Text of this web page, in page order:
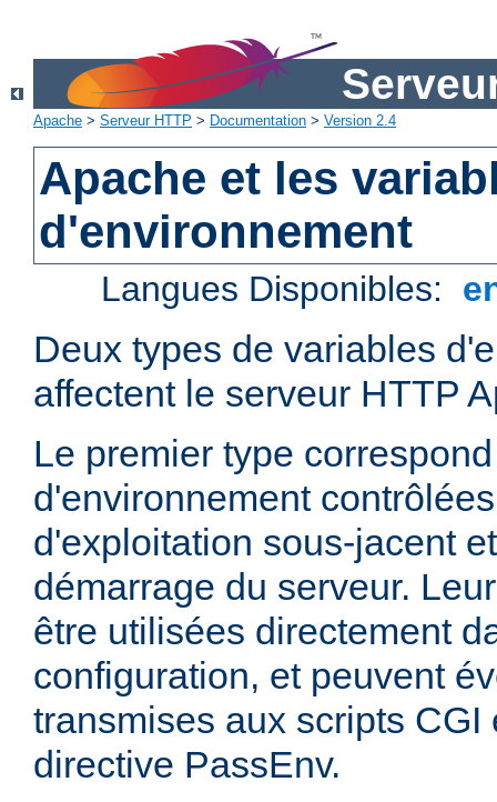
Apache > Serveur HTTP > Documentation > Version 2.4
Apache et les
d'environnement
Langues Disponibles:
Deux types de variables
affectent le serveur HTTP
Le premier type
d'environnement
d'exploitation sous-jacent
démarrage du serveur.
être utilisées directement
configuration, et peuvent
transmises aux scripts CGI
directive PassEnv.